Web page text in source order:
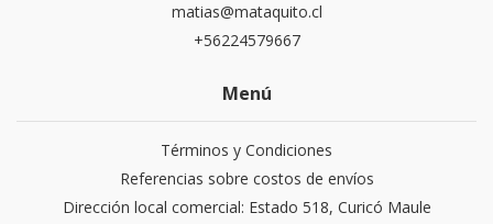
matias@mataquito.cl
+56224579667
Menú
Términos y Condiciones
Referencias sobre costos de envíos
Dirección local comercial: Estado 518, Curicó Maule